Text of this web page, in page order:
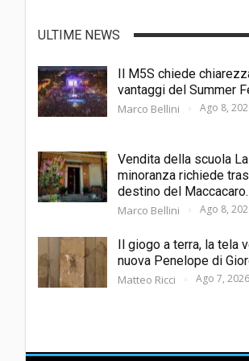
ULTIME NEWS
Il M5S chiede
vantaggi del Summer
Marco Bellini Ago 8,
Vendita della scuola
minoranza richiede
destino del Maccacaro.
Marco Bellini Ago 8,
Il giogo a terra, la tela
nuova Penelope di
Matteo Ricci Ago 7, 2026